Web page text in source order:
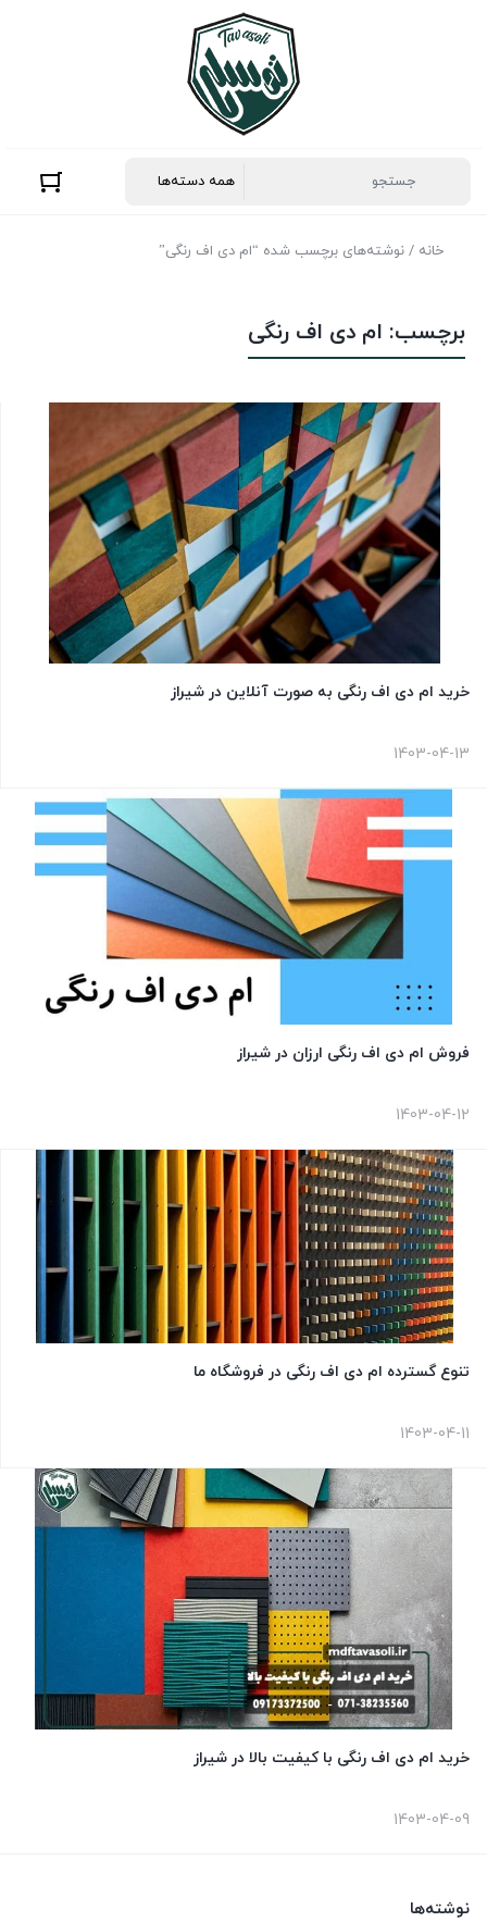
خانه / نوشته‌های برچسب شده “ام دی اف رنگی”
نوشته‌ها
برچسب: ام دی اف رنگی
خرید ام دی اف رنگی به صورت آنلاین در شیراز
1403-04-13
فروش ام دی اف رنگی ارزان در شیراز
1403-04-12
تنوع گسترده ام دی اف رنگی در فروشگاه ما
1403-04-11
خرید ام دی اف رنگی با کیفیت بالا در شیراز
1403-04-09